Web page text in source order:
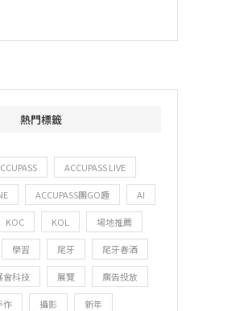
熱門標籤
ACCUPASS LIVE
ACCUPASS團GO趣 AI
KOC KOL 場地推薦
學習 尾牙 尾牙春酒
會科技 展覽 廣告投放
作 攝影 新年